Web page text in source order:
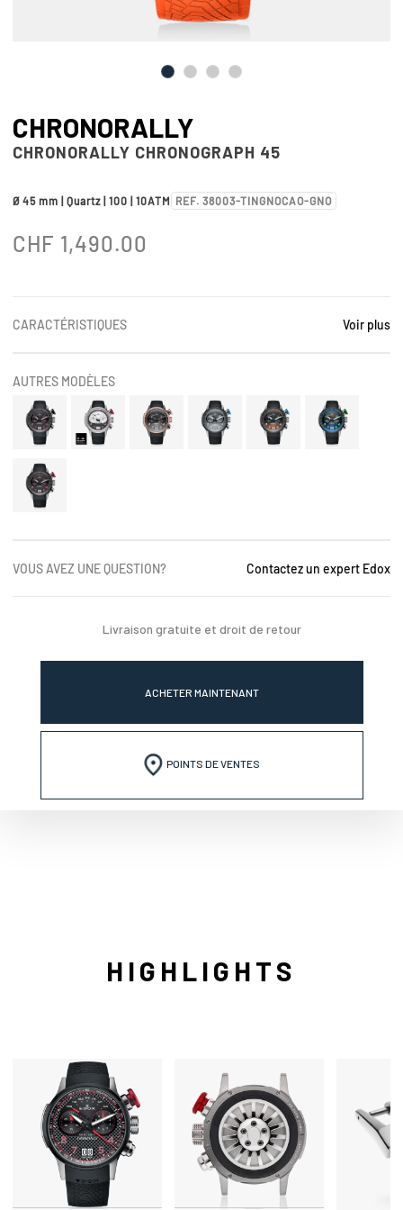
CHRONORALLY
CHRONORALLY CHRONOGRAPH 45
Ø 45 mm | Quartz | 100 | 10ATM REF. 38003-TINGNOCAO-GNO
CHF 1,490.00
CARACTÉRISTIQUES Voir plus
AUTRES MODÈLES
VOUS AVEZ UNE QUESTION? Contactez un expert Edox
Livraison gratuite et droit de retour
ACHETER MAINTENANT
POINTS DE VENTES
HIGHLIGHTS